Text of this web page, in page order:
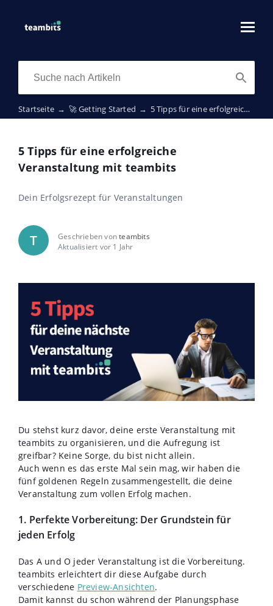
Startseite → 🚀 Getting Started → 5 Tipps für eine erfolgreiche Veranstaltung mit teambits
5 Tipps für eine erfolgreiche
Veranstaltung mit teambits
Dein Erfolgsrezept für Veranstaltungen
T Geschrieben vonteambits
Aktualisiert vor 1 Jahr
Du stehst kurz davor, deine erste Veranstaltung mit
teambits zu organisieren, und die Aufregung ist
greifbar? Keine Sorge, du bist nicht allein.
Auch wenn es das erste Mal sein mag, wir haben die
fünf goldenen Regeln zusammengestellt, die deine
Veranstaltung zum vollen Erfolg machen.
1. Perfekte Vorbereitung: Der Grundstein für
jeden Erfolg
Das A und O jeder Veranstaltung ist die Vorbereitung.
teambits erleichtert dir diese Aufgabe durch
verschiedene Preview-Ansichten.
Damit kannst du schon während der Planungsphase